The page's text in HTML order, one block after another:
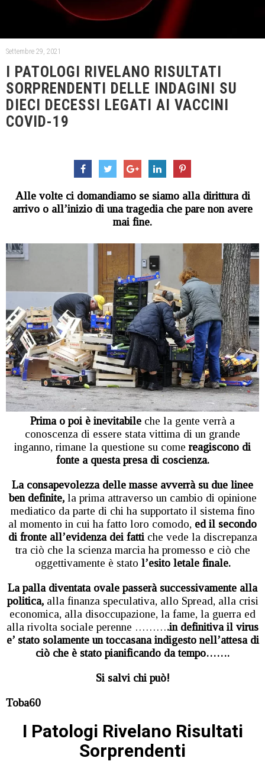
Settembre 29, 2021
I PATOLOGI RIVELANO RISULTATI
SORPRENDENTI DELLE INDAGINI SU
DIECI DECESSI LEGATI AI VACCINI
COVID-19
Alle volte ci domandiamo se siamo alla dirittura di
arrivo o all’inizio di una tragedia che pare non avere
mai fine.
Prima o poi è inevitabile che la gente verrà a
conoscenza di essere stata vittima di un grande
inganno, rimane la questione su come reagiscono di
fonte a questa presa di coscienza.
La consapevolezza delle masse avverrà su due linee
ben definite,la prima attraverso un cambio di opinione
mediatico da parte di chi ha supportato il sistema fino
al momento in cui ha fatto loro comodo, ed il secondo
di fronte all’evidenza dei fatti che vede la discrepanza
tra ciò che la scienza marcia ha promesso e ciò che
oggettivamente è stato l’esito letale finale.
La palla diventata ovale passerà successivamente alla
politica,alla finanza speculativa, allo Spread, alla crisi
economica, alla disoccupazione, la fame, la guerra ed
alla rivolta sociale perenne ……….in definitiva il virus
e’ stato solamente un toccasana indigesto nell’attesa di
ciò che è stato pianificando da tempo…….
Si salvi chi può!
Toba60
I Patologi Rivelano Risultati
Sorprendenti